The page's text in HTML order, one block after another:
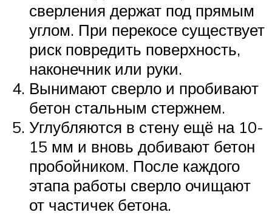
сверления держат под прямым
углом. При перекосе существует
риск повредить поверхность,
наконечник или руки.
Вынимают сверло и пробивают
бетон стальным стержнем.
Углубляются в стену ещё на 10-
15 мм и вновь добивают бетон
пробойником. После каждого
этапа работы сверло очищают
от частичек бетона.